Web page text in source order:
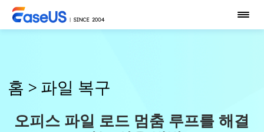
홈 > 파일 복구
오피스 파일 로드 멈춤 루프를 해결